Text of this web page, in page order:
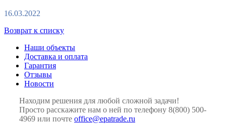
16.03.2022
Возврат к списку
Наши объекты
Доставка и оплата
Гарантия
Отзывы
Новости
Находим решения для любой сложной задачи!
Просто расскажите нам о ней по телефону 8(800) 500-
4969 или почте office@epatrade.ru